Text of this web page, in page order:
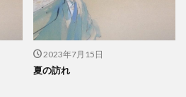
2023年7月15日
夏の訪れ